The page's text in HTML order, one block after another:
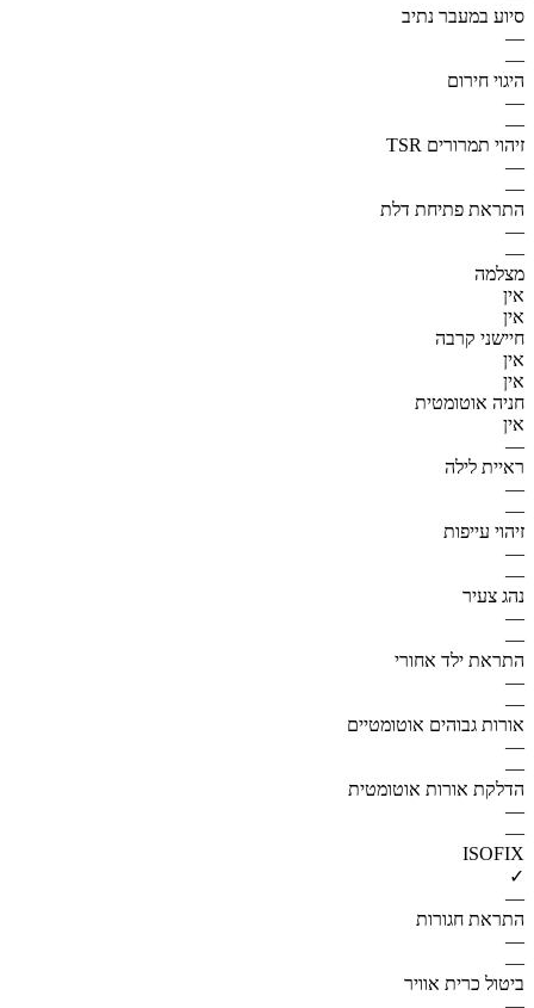
סיוע במעבר נתיב
—
—
היגוי חירום
—
—
זיהוי תמרורים TSR
—
—
התראת פתיחת דלת
—
—
מצלמה
אין
אין
חיישני קרבה
אין
אין
חניה אוטומטית
אין
—
ראיית לילה
—
—
זיהוי עייפות
—
—
נהג צעיר
—
—
התראת ילד אחורי
—
—
אורות גבוהים אוטומטיים
—
—
הדלקת אורות אוטומטית
—
—
ISOFIX
✓
—
התראת חגורות
—
—
ביטול כרית אוויר